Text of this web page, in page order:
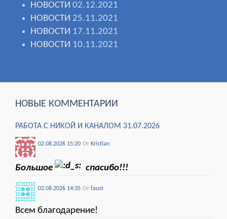
НОВОСТИ 02.12.2021
НОВОСТИ 25.11.2021
НОВОСТИ 17.11.2021
НОВОСТИ 10.11.2021
НОВЫЕ КОММЕНТАРИИ
РАБОТА С НИКОЙ И КАНАЛОМ 31.07.2026
02.08.2026 15:20 От Kristian
Большое спасибо!!!
02.08.2026 14:35 От faust
Всем благодарение!